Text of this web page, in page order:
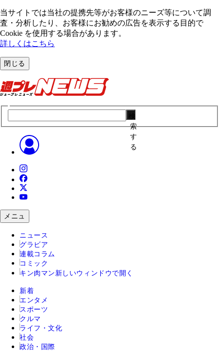
当サイトでは当社の提携先等がお客様のニーズ等について調
査・分析したり、お客様にお勧めの広告を表⽰する⽬的で
Cookie を使⽤する場合があります。
詳しくはこちら
閉じる
索
す
る
メニュ
ニュース
グラビア
連載コラム
コミック
キン肉マン 新しいウィンドウで開く
新着
エンタメ
スポーツ
クルマ
ライフ・文化
社会
政治・国際